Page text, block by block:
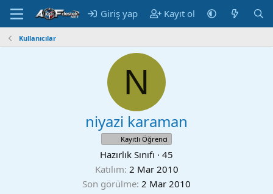
Giriş yap Kayıt ol
Kullanıcılar
N
niyazi karaman
Kayıtlı Öğrenci
Hazırlık Sınıfı · 45
Katılım 2 Mar 2010
Son görülme 2 Mar 2010